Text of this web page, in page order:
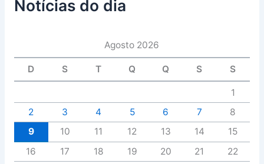
Notícias do dia
Agosto 2026
D S T Q Q S S
1
2
3 4 5 6 7
8
9
10 11 12 13 14
15
16
17 18 19 20 21
22